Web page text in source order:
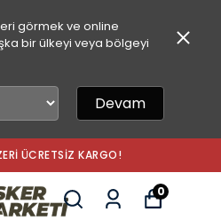
görmek ve online
bir ülkeyi veya bölgeyi
Devam
ÜCRETSIZ KARGO!
0